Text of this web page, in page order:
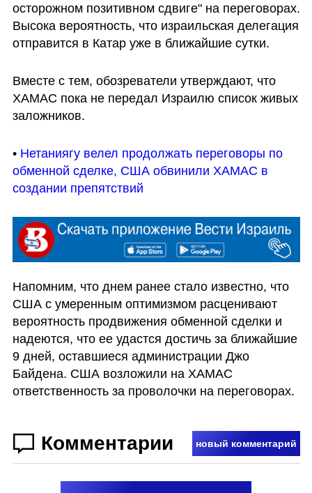
осторожном позитивном сдвиге" на переговорах.
Высока вероятность, что израильская делегация
отправится в Катар уже в ближайшие сутки.
Вместе с тем, обозреватели утверждают, что
ХАМАС пока не передал Израилю список живых
заложников.
• Нетаниягу велел продолжать переговоры по
обменной сделке, США обвинили ХАМАС в
создании препятствий
Напомним, что днем ранее стало известно, что
США с умеренным оптимизмом расценивают
вероятность продвижения обменной сделки и
надеются, что ее удастся достичь за ближайшие
9 дней, оставшиеся администрации Джо
Байдена. США возложили на ХАМАС
ответственность за проволочки на переговорах.
Комментарии новый комментарий